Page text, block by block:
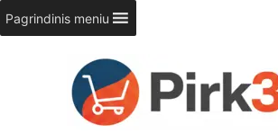
Pereiti
prie
Pagrindinis meniu